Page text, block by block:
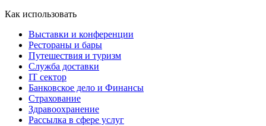
Как использовать
Выставки и конференции
Рестораны и бары
Путешествия и туризм
Служба доставки
IT сектор
Банковское дело и Финансы
Страхование
Здравоохранение
Рассылка в сфере услуг